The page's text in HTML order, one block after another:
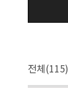
전체(115)